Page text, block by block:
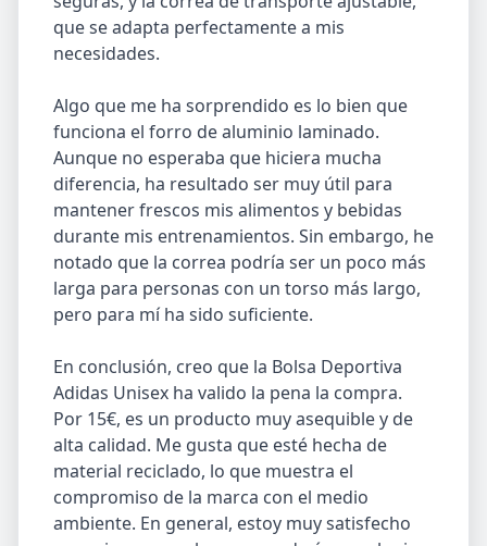
que se adapta perfectamente a mis
necesidades.
Algo que me ha sorprendido es lo bien que
funciona el forro de aluminio laminado.
Aunque no esperaba que hiciera mucha
diferencia, ha resultado ser muy útil para
mantener frescos mis alimentos y bebidas
durante mis entrenamientos. Sin embargo, he
notado que la correa podría ser un poco más
larga para personas con un torso más largo,
pero para mí ha sido suficiente.
En conclusión, creo que la Bolsa Deportiva
Adidas Unisex ha valido la pena la compra.
Por 15€, es un producto muy asequible y de
alta calidad. Me gusta que esté hecha de
material reciclado, lo que muestra el
compromiso de la marca con el medio
ambiente. En general, estoy muy satisfecho